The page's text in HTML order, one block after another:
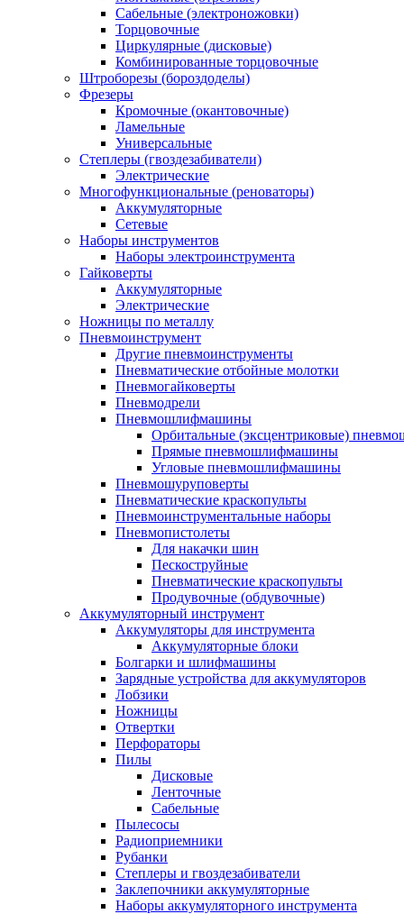
Сабельные (электроножовки)
Торцовочные
Циркулярные (дисковые)
Комбинированные торцовочные
Штроборезы (бороздоделы)
Фрезеры
Кромочные (окантовочные)
Ламельные
Универсальные
Степлеры (гвоздезабиватели)
Электрические
Многофункциональные (реноваторы)
Аккумуляторные
Сетевые
Наборы инструментов
Наборы электроинструмента
Гайковерты
Аккумуляторные
Электрические
Ножницы по металлу
Пневмоинструмент
Другие пневмоинструменты
Пневматические отбойные молотки
Пневмогайковерты
Пневмодрели
Пневмошлифмашины
Орбитальные (эксцентриковые)
Прямые пневмошлифмашины
Угловые пневмошлифмашины
Пневмошуруповерты
Пневматические краскопульты
Пневмоинструментальные наборы
Пневмопистолеты
Для накачки шин
Пескоструйные
Пневматические краскопульты
Продувочные (обдувочные)
Аккумуляторный инструмент
Аккумуляторы для инструмента
Аккумуляторные блоки
Болгарки и шлифмашины
Зарядные устройства для аккумуляторов
Лобзики
Ножницы
Отвертки
Перфораторы
Пилы
Дисковые
Ленточные
Сабельные
Пылесосы
Радиоприемники
Рубанки
Степлеры и гвоздезабиватели
Заклепочники аккумуляторные
Наборы аккумуляторного инструмента